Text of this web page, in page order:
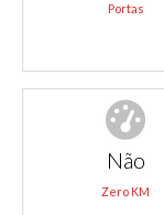
Portas
Não
Zero KM